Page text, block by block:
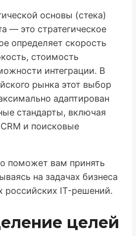
основы (стека)
— это стратегическое
определяет скорость
стоимость
интеграции. В
рынка этот выбор
адаптирован
стандарты, включая
и поисковые
поможет вам принять
на задачах бизнеса
российских IT-решений.
целей